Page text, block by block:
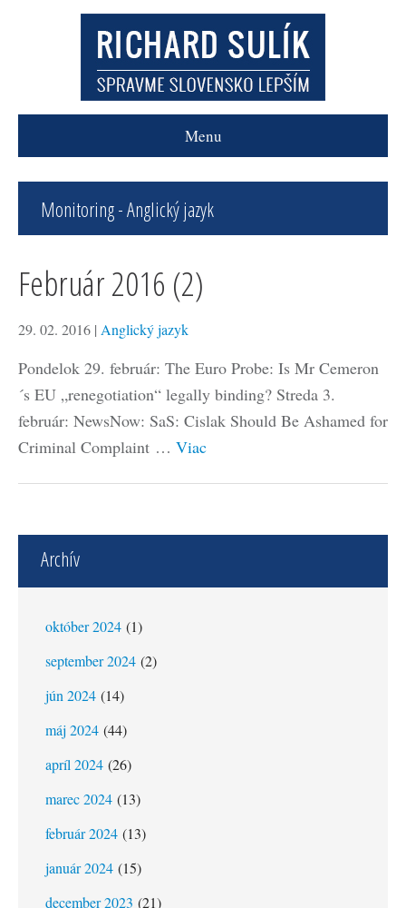
Menu
Monitoring - Anglický jazyk
Február 2016 (2)
29. 02. 2016 | Anglický jazyk
Pondelok 29. február: The Euro Probe: Is Mr Cemeron
´s EU „renegotiation“ legally binding? Streda 3.
február: NewsNow: SaS: Cislak Should Be Ashamed for
Criminal Complaint … Viac
Archív
október 2024 (1)
september 2024 (2)
jún 2024 (14)
máj 2024 (44)
apríl 2024 (26)
marec 2024 (13)
február 2024 (13)
január 2024 (15)
december 2023 (21)